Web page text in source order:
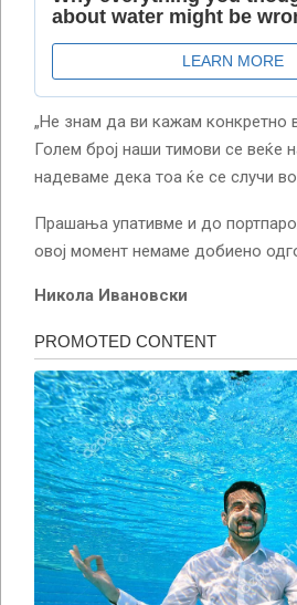
„Не знам да ви кажам конкретно
Голем број наши тимови се веќе
надеваме дека тоа ќе се случи во
Прашања упативме и до
овој момент немаме добиено
Никола Ивановски